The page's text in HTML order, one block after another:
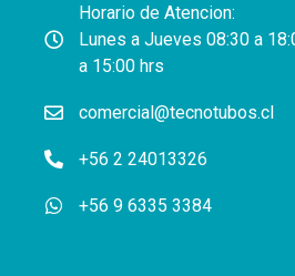
Horario de Atencion:
Lunes a Jueves 08:30 a
a 15:00 hrs
comercial@tecnotubos.cl
+56 2 24013326
+56 9 6335 3384